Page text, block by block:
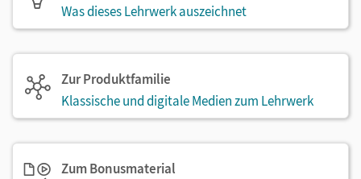
Was dieses Lehrwerk auszeichnet
Zur Produktfamilie
Klassische und digitale Medien zum Lehrwerk
Zum Bonusmaterial